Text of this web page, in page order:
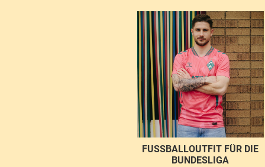
FUSSBALLOUTFIT FÜR DIE B
UNDESLIGA